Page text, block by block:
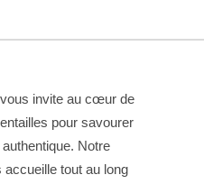
invite au cœur de
pour savourer
Notre
tout au long